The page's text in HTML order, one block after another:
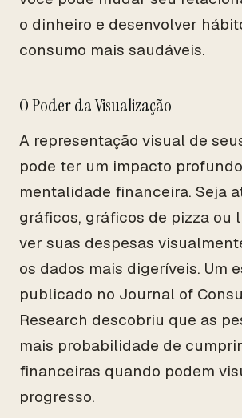
o dinheiro e desenvolver
consumo mais saudáveis.
O Poder da Visualização
A representação visual de
pode ter um impacto
mentalidade financeira. Seja
gráficos, gráficos de pizza ou
ver suas despesas
os dados mais digeríveis. Um
publicado no Journal of
Research descobriu que as
mais probabilidade de
financeiras quando podem
progresso.